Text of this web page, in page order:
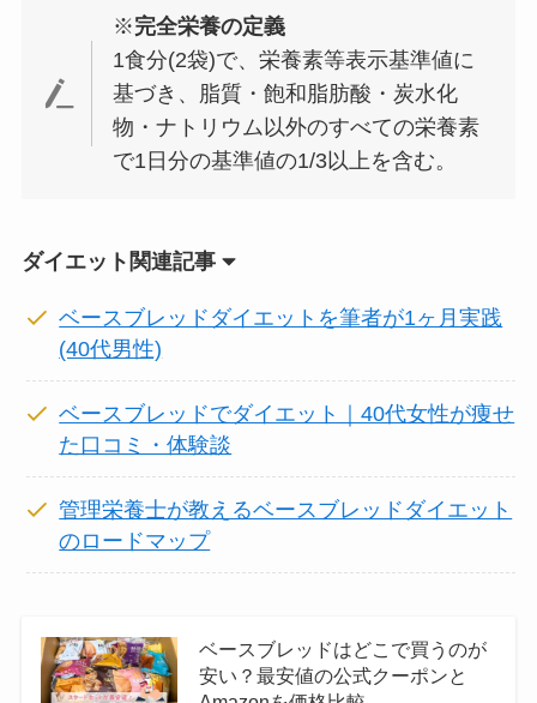
※完全栄養の定義
1食分(2袋)で、栄養素等表示基準値に
基づき、脂質・飽和脂肪酸・炭水化
物・ナトリウム以外のすべての栄養素
で1日分の基準値の1/3以上を含む。
ダイエット関連記事
ベースブレッドダイエットを筆者が1ヶ月実践
(40代男性)
ベースブレッドでダイエット｜40代女性が痩せ
た口コミ・体験談
管理栄養士が教えるベースブレッドダイエット
のロードマップ
ベースブレッドはどこで買うのが
安い？最安値の公式クーポンと